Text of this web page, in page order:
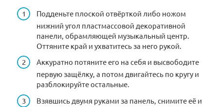
Подденьте плоской отвёрткой либо ножом
нижний угол пластмассовой декоративной
панели, обрамляющей музыкальный центр.
Оттяните край и ухватитесь за него рукой.
Аккуратно потяните его на себя и высвободите
первую защёлку, а потом двигайтесь по кругу и
разблокируйте остальные.
Взявшись двумя руками за панель, снимите её и